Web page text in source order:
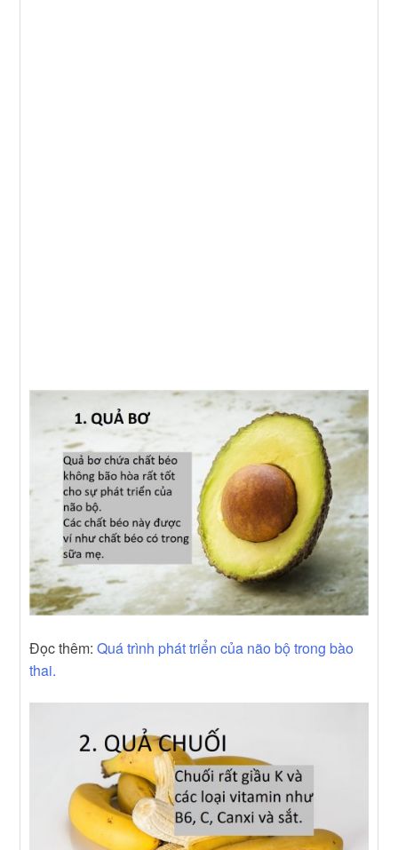
Đọc thêm:Quá trình phát triển của não bộ trong bào
thai.